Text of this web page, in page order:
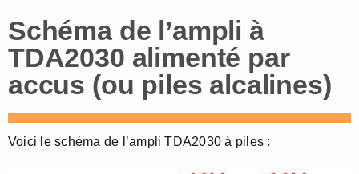
Schéma de l’ampli à
TDA2030 alimenté par
accus (ou piles alcalines)
Voici le schéma de l’ampli TDA2030 à piles :